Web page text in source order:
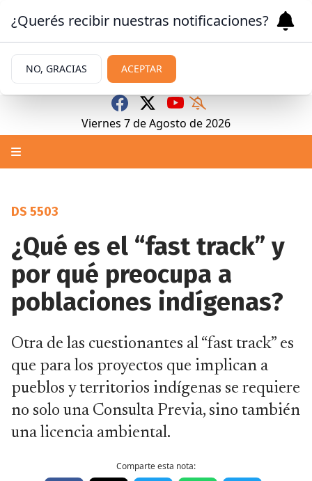
Viernes 7deAgosto de 2026
DS 5503
¿Qué es el “fast track” y
por qué preocupa a
poblaciones indígenas?
Otra de las cuestionantes al “fast track” es
que para los proyectos que implican a
pueblos y territorios indígenas se requiere
no solo una Consulta Previa, sino también
una licencia ambiental.
Comparte esta nota:
¿Querés recibir nuestras notificaciones?
NO, GRACIAS ACEPTAR